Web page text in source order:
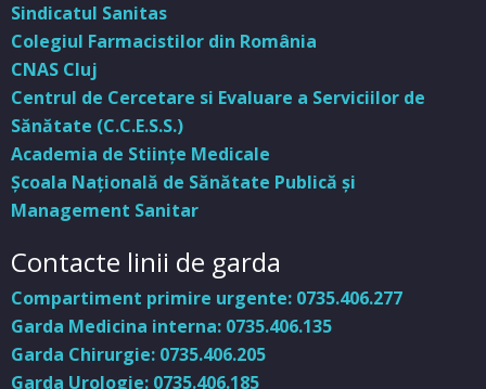
Sindicatul Sanitas
Colegiul Farmacistilor din România
CNAS Cluj
Centrul de Cercetare si Evaluare a Serviciilor de
Sănătate (C.C.E.S.S.)
Academia de Stiinţe Medicale
Şcoala Naţională de Sănătate Publică şi
Management Sanitar
Contacte linii de garda
Compartiment primire urgente: 0735.406.277
Garda Medicina interna: 0735.406.135
Garda Chirurgie: 0735.406.205
Garda Urologie: 0735.406.185